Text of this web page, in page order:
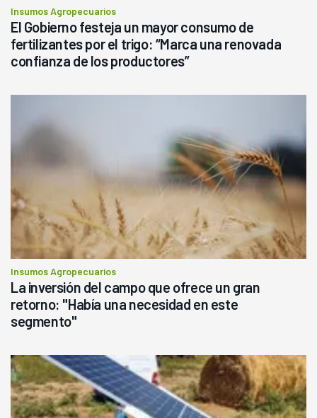
Insumos Agropecuarios
El Gobierno festeja un mayor consumo de
fertilizantes por el trigo: “Marca una renovada
confianza de los productores”
Insumos Agropecuarios
La inversión del campo que ofrece un gran
retorno: "Había una necesidad en este
segmento"